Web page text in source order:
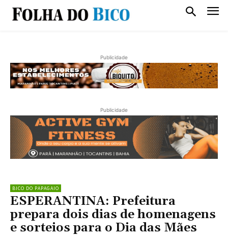
Publicidade
Publicidade
BICO DO PAPAGAIO
ESPERANTINA: Prefeitura
prepara dois dias de homenagens
e sorteios para o Dia das Mães